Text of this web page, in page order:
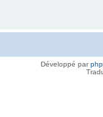
Développé par